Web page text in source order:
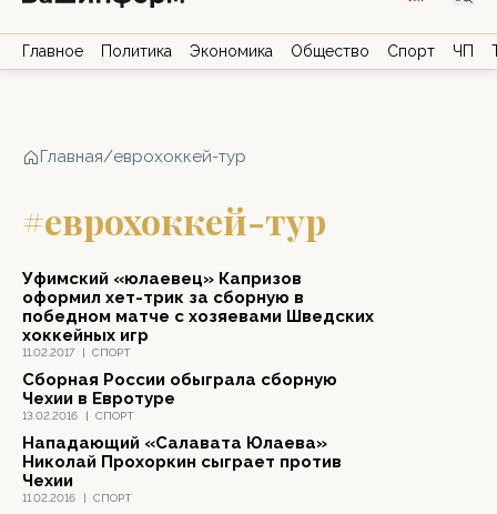
Главное Политика Экономика Общество Спорт ЧП
Главная/еврохоккей-тур
#еврохоккей-тур
11.02.2017 | СПОРТ
Уфимский «юлаевец» Капризов
оформил хет-трик за сборную в
победном матче с хозяевами Шведских
хоккейных игр
13.02.2016 | СПОРТ
Сборная России обыграла сборную
Чехии в Евротуре
11.02.2016 | СПОРТ
Нападающий «Салавата Юлаева»
Николай Прохоркин сыграет против
Чехии